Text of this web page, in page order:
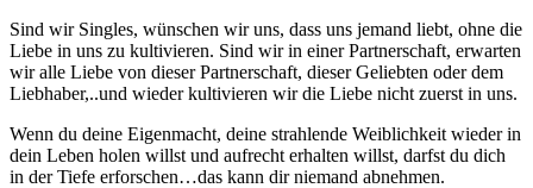
Sind wir Singles, wünschen wir uns, dass uns jemand liebt, ohne die
Liebe in uns zu kultivieren. Sind wir in einer Partnerschaft, erwarten
wir alle Liebe von dieser Partnerschaft, dieser Geliebten oder dem
Liebhaber,..und wieder kultivieren wir die Liebe nicht zuerst in uns.
Wenn du deine Eigenmacht, deine strahlende Weiblichkeit wieder in
dein Leben holen willst und aufrecht erhalten willst, darfst du dich
in der Tiefe erforschen…das kann dir niemand abnehmen.